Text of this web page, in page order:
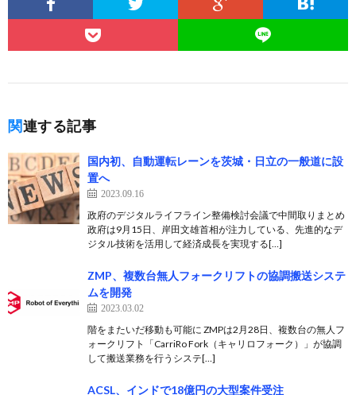
関連する記事
国内初、自動運転レーンを茨城・日立の一般道に設
置へ
2023.09.16
政府のデジタルライフライン整備検討会議で中間取りまとめ
政府は9月15日、岸田文雄首相が注力している、先進的なデ
ジタル技術を活用して経済成長を実現する[…]
ZMP、複数台無人フォークリフトの協調搬送システ
ムを開発
2023.03.02
階をまたいだ移動も可能に ZMPは2月28日、複数台の無人フ
ォークリフト「CarriRo Fork（キャリロフォーク）」が協調
して搬送業務を行うシステ[…]
ACSL、インドで18億円の大型案件受注